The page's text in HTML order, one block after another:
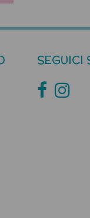
SEGUICI